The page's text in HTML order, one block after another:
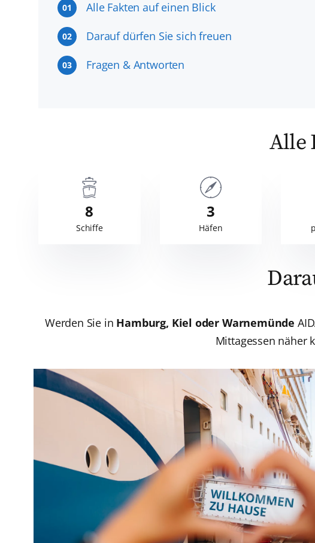
01 Alle Fakten auf einen Blick
02 Darauf dürfen Sie sich freuen
03 Fragen & Antworten
Alle
Schiffe
8
Häfen
3
Werden Sie in Hamburg, Kiel oder Warnemünde
Mittagessen näher